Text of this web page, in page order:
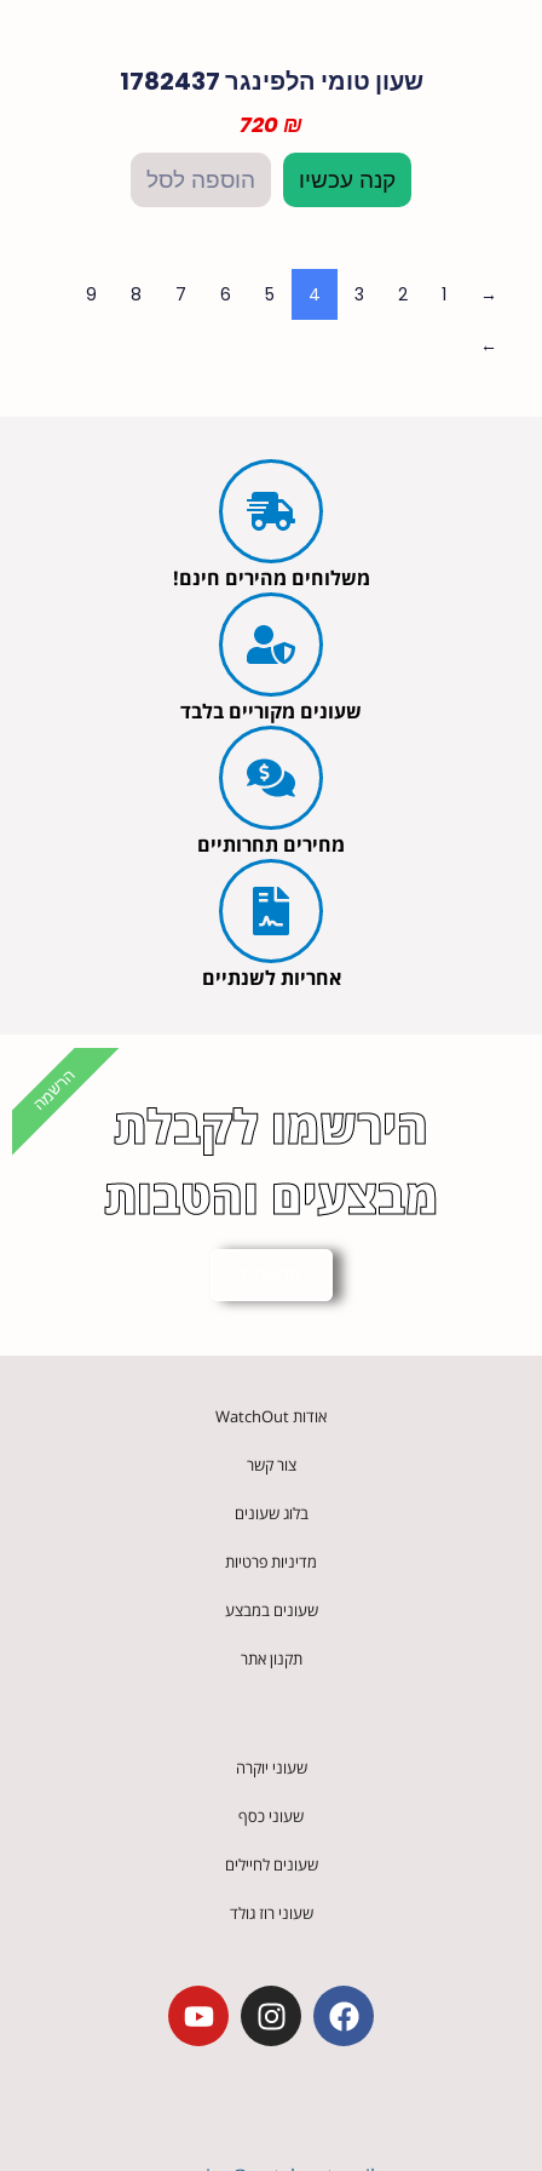
שעון טומי הלפינגר 1782437
720₪
קנה עכשיו הוספה לסל
→
1
2
3
4
5
6
7
8
9
←
משלוחים מהירים חינם!
שעונים מקוריים בלבד
מחירים תחרותיים
אחריות לשנתיים
הירשמו לקבלת
מבצעים והטבות
הרשמה
אודות WatchOut
צור קשר
בלוג שעונים
מדיניות פרטיות
שעונים במבצע
תקנון אתר
שעוני יוקרה
שעוני כסף
שעונים לחיילים
שעוני רוז גולד